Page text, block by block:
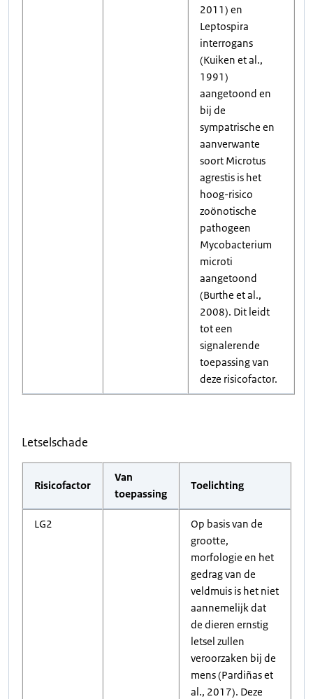
2011) en
Leptospira
interrogans
(Kuiken et al.,
1991)
aangetoond en
bij de
sympatrische en
aanverwante
soort Microtus
agrestis is het
hoog-risico
zoönotische
pathogeen
Mycobacterium
microti
aangetoond
(Burthe et al.,
2008). Dit leidt
tot een
signalerende
toepassing van
deze risicofactor.
Letselschade
Risicofactor
Van
toepassing
Toelichting
LG2
Op basis van de
grootte,
morfologie en het
gedrag van de
veldmuis is het niet
aannemelijk dat
de dieren ernstig
letsel zullen
veroorzaken bij de
mens (Pardiñas et
al., 2017). Deze